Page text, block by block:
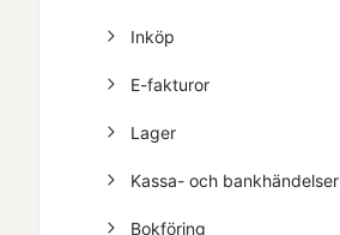
Inköp
E-fakturor
Lager
Kassa- och bankhändelser
Bokföring